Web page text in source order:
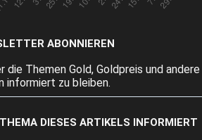
ABONNIEREN
die Themen Gold, Goldpreis und andere
zu bleiben.
DIESES ARTIKELS INFORMIERT